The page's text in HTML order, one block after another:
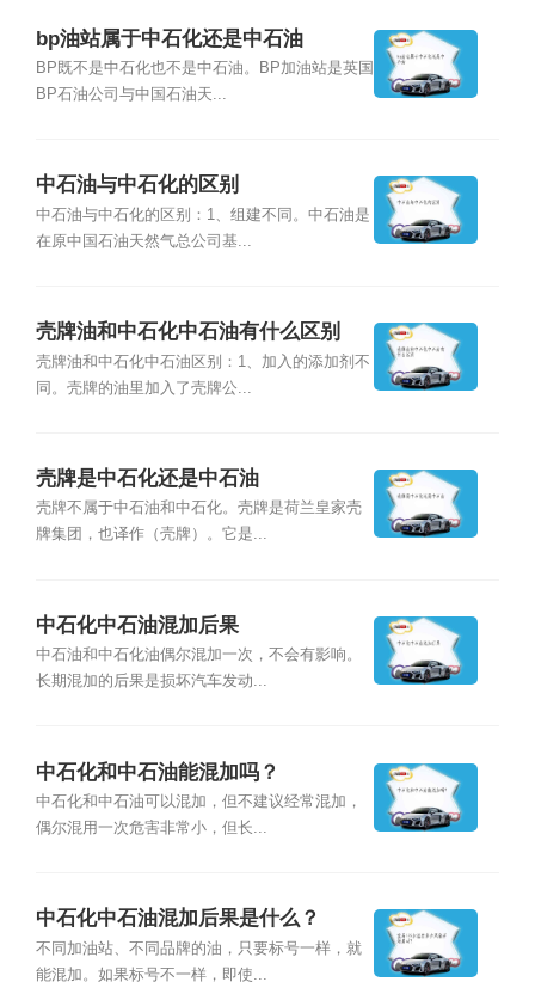
bp油站属于中石化还是中石油
BP既不是中石化也不是中石油。BP加油站是英国
BP石油公司与中国石油天...
中石油与中石化的区别
中石油与中石化的区别：1、组建不同。中石油是
在原中国石油天然气总公司基...
壳牌油和中石化中石油有什么区别
壳牌油和中石化中石油区别：1、加入的添加剂不
同。壳牌的油里加入了壳牌公...
壳牌是中石化还是中石油
壳牌不属于中石油和中石化。壳牌是荷兰皇家壳
牌集团，也译作（壳牌）。它是...
中石化中石油混加后果
中石油和中石化油偶尔混加一次，不会有影响。
长期混加的后果是损坏汽车发动...
中石化和中石油能混加吗？
中石化和中石油可以混加，但不建议经常混加，
偶尔混用一次危害非常小，但长...
中石化中石油混加后果是什么？
不同加油站、不同品牌的油，只要标号一样，就
能混加。如果标号不一样，即使...